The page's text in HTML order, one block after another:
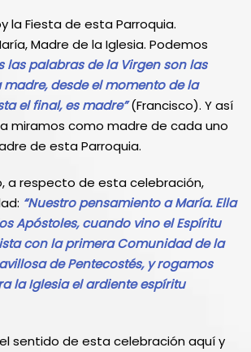
la Fiesta de esta Parroquia.
Madre de la Iglesia. Podemos
las palabras de la Virgen son las
desde el momento de la
el final, es madre”(Francisco). Y así
miramos como madre de cada uno
de esta Parroquia.
a respecto de esta celebración,
“Nuestro pensamiento a María. Ella
Apóstoles, cuando vino el Espíritu
con la primera Comunidad de la
de Pentecostés, y rogamos
la Iglesia el ardiente espíritu
sentido de esta celebración aquí y